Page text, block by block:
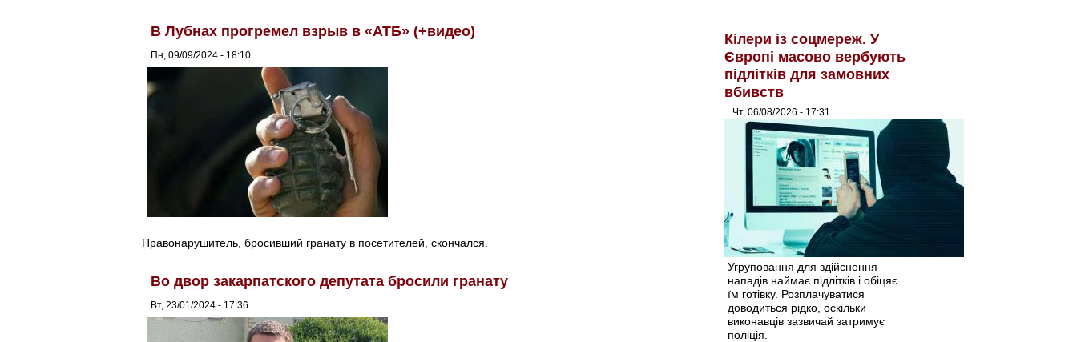
В Лубнах прогремел взрыв в «АТБ» (+видео)
Пн, 09/09/2024 - 18:10
Правонарушитель, бросивший гранату в посетителей, скончался.
Во двор закарпатского депутата бросили гранату
Вт, 23/01/2024 - 17:36
Кілери із соцмереж. У
Європі масово вербують
підлітків для замовних
вбивств
Чт, 06/08/2026 - 17:31
Угруповання для здійснення
нападів наймає підлітків і обіцяє
їм готівку. Розплачуватися
доводиться рідко, оскільки
виконавців зазвичай затримує
поліція.